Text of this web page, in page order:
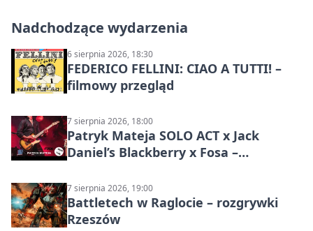
Nadchodzące wydarzenia
6 sierpnia 2026, 18:30
FEDERICO FELLINI: CIAO A TUTTI! –
filmowy przegląd
7 sierpnia 2026, 18:00
Patryk Mateja SOLO ACT x Jack
Daniel’s Blackberry x Fosa –
7 sierpnia 2026, 19:00
Battletech w Raglocie – rozgrywki
Rzeszów